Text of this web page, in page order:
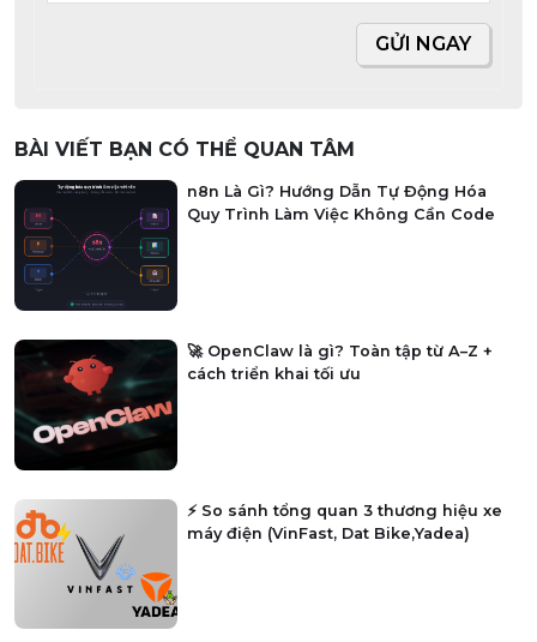
GỬI NGAY
BÀI VIẾT BẠN CÓ THỂ QUAN TÂM
n8n Là Gì? Hướng Dẫn Tự Động Hóa
Quy Trình Làm Việc Không Cần Code
🚀 OpenClaw là gì? Toàn tập từ A–Z +
cách triển khai tối ưu
⚡ So sánh tổng quan 3 thương hiệu xe
máy điện (VinFast, Dat Bike,Yadea)